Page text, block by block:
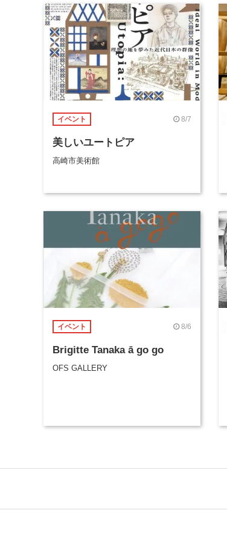
イベント 8/7
美しいユートピア
高崎市美術館
イベント 8/6
Brigitte Tanaka ā go go
OFS GALLERY